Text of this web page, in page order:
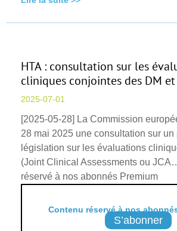
HTA : consultation sur les
cliniques conjointes des DM
2025-07-01
[2025-05-28] La Commission
28 mai 2025 une consultation sur un
législation sur les évaluations
(Joint Clinical Assessments ou
réservé à nos abonnés Premium
Contenu réservé à nos
S’abonner